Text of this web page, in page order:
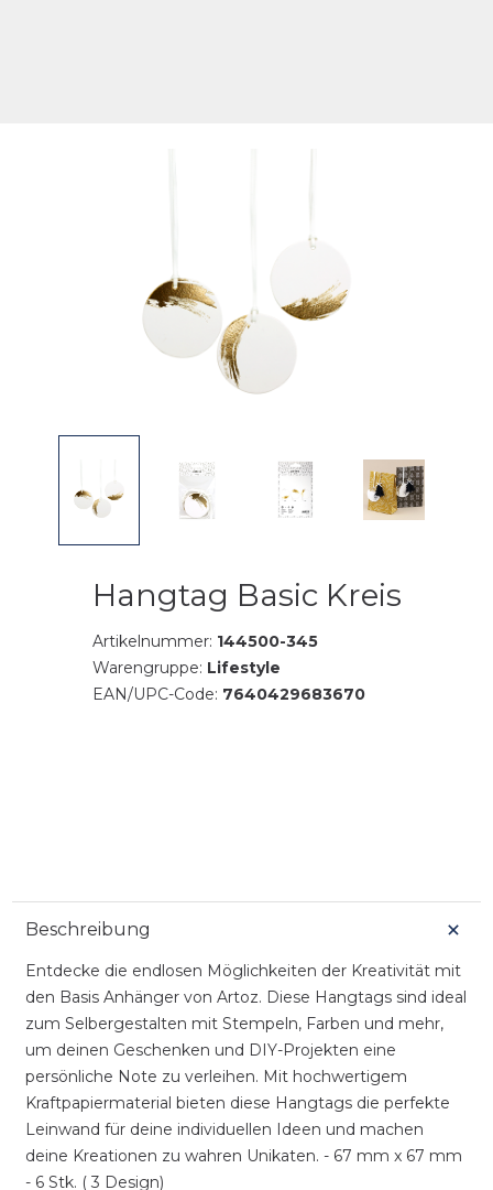
Hangtag Basic Kreis
Artikelnummer: 144500-345
Warengruppe: Lifestyle
EAN/UPC-Code: 7640429683670
Beschreibung
Entdecke die endlosen Möglichkeiten der Kreativität mit
den Basis Anhänger von Artoz. Diese Hangtags sind ideal
zum Selbergestalten mit Stempeln, Farben und mehr,
um deinen Geschenken und DIY-Projekten eine
persönliche Note zu verleihen. Mit hochwertigem
Kraftpapiermaterial bieten diese Hangtags die perfekte
Leinwand für deine individuellen Ideen und machen
deine Kreationen zu wahren Unikaten. - 67 mm x 67 mm
- 6 Stk. ( 3 Design)